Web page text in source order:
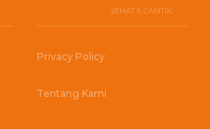
SEHAT & CANTIK
Privacy Policy
Tentang Kami